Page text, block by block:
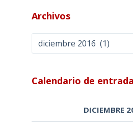
Archivos
Archivos
Calendario de
DICIEMBRE